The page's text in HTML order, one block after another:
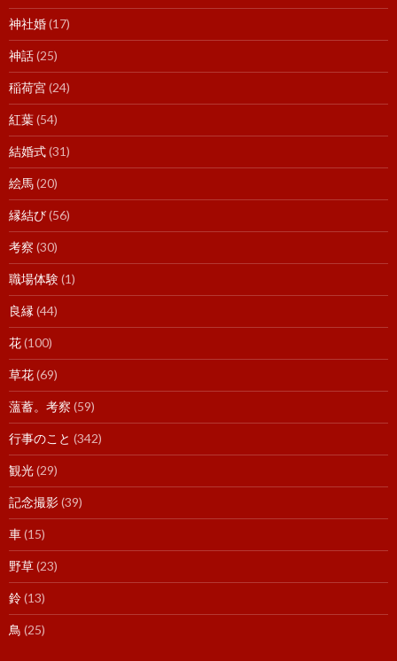
神社婚(17)
神話(25)
稲荷宮(24)
紅葉(54)
結婚式(31)
絵馬(20)
縁結び(56)
考察 (30)
職場体験(1)
良縁 (44)
花(100)
草花(69)
薀蓄。考察 (59)
行事のこと (342)
観光(29)
記念撮影(39)
車(15)
野草(23)
鈴(13)
鳥 (25)